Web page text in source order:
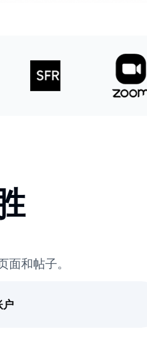
和帖子。
户